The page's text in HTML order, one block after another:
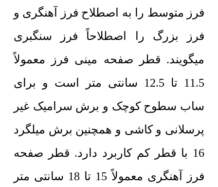
فرز متوسط را به اصطلاح فرز آهنگری و
فرز بزرگ را اصطلاحاً فرز سنگبری
میگویند. قطر صفحه مینی فرز معمولاً
11.5 تا 12.5 سانتی متر است و برای
ساب سطوح کوچک و برش سرامیک غیر
پرسلانی و کاشی و همچنین برش میلگرد
16 با قطر کم کاربرد دارد. قطر صفحه
فرز آهنگری معمولاً 15 تا 18 سانتی متر